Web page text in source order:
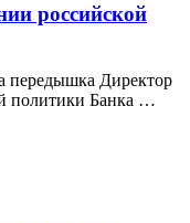
российской
передышка Директор
политики Банка …